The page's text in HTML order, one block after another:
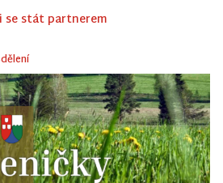
se stát partnerem